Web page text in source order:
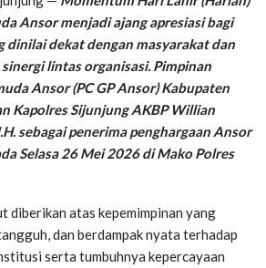
Ansor menjadi ajang apresiasi bagi
dinilai dekat dengan masyarakat dan
lintas organisasi. Pimpinan
Ansor (PC GP Ansor) Kabupaten
Kapolres Sijunjung AKBP Willian
sebagai penerima penghargaan Ansor
Selasa 26 Mei 2026 di Mako Polres
diberikan atas kepemimpinan yang
dan berdampak nyata terhadap
serta tumbuhnya kepercayaan